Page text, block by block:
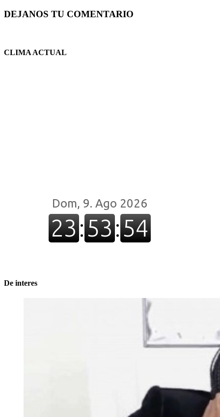
DEJANOS TU COMENTARIO
CLIMA ACTUAL
De interes